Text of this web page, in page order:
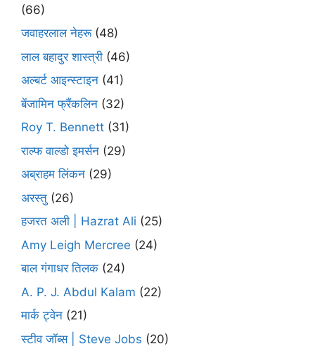
(66)
जवाहरलाल नेहरू(48)
लाल बहादुर शास्त्री (46)
अल्बर्ट आइन्स्टाइन (41)
बेंजामिन फ्रैंकलिन (32)
Roy T. Bennett (31)
राल्फ वाल्डो इमर्सन (29)
अब्राहम लिंकन (29)
अरस्तु (26)
हजरत अली | Hazrat Ali (25)
Amy Leigh Mercree (24)
बाल गंगाधर तिलक (24)
A. P. J. Abdul Kalam (22)
मार्क ट्वेन (21)
स्टीव जॉब्स | Steve Jobs (20)